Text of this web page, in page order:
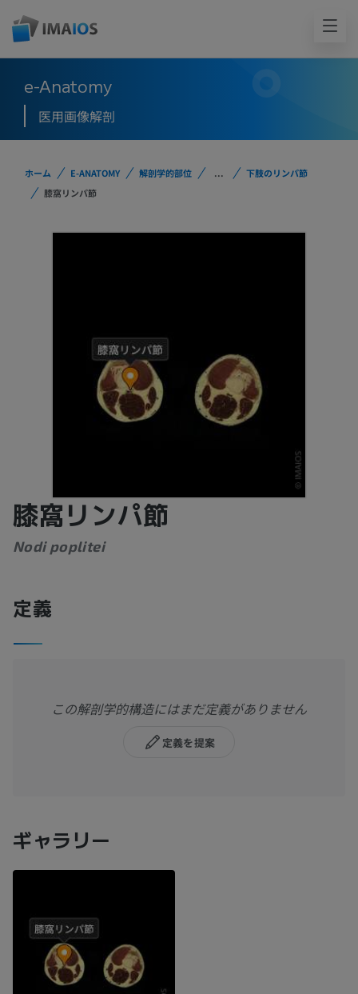
e-Anatomy
医用画像解剖
ホーム E-ANATOMY 解剖学的部位 ...
下肢のリンパ節
膝窩リンパ節
膝窩リンパ節
Nodi poplitei
定義
この解剖学的構造にはまだ定義がありません
定義を提案
ギャラリー